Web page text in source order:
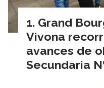
Grand
Vivona
avances de
Secundaria